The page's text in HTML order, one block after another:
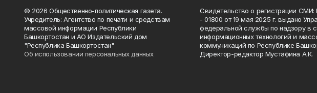
© 2026 Общественно-политическая газета.
Учредитель: Агентство по печати и средствам
массовой информации Республики
Башкортостан и АО Издательский дом
"Республика Башкортостан"
Об использовании персональных данных
Свидетельство о регистрации
- 01800 от 19 мая 2025 г. выдано
федеральной службы по надзору в
информационных технологий и
коммуникаций по Республике
Директор-редактор Мустафина А.К.